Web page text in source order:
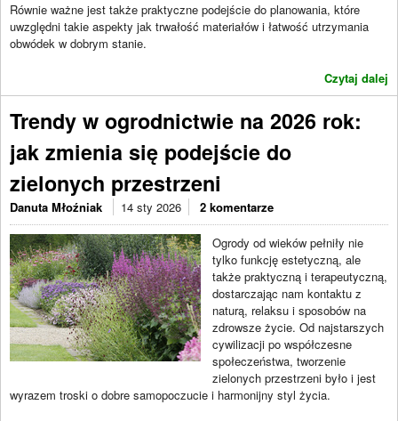
Równie ważne jest także praktyczne podejście do planowania, które
uwzględni takie aspekty jak trwałość materiałów i łatwość utrzymania
obwódek w dobrym stanie.
Czytaj dalej
Trendy w ogrodnictwie na 2026 rok:
jak zmienia się podejście do
zielonych przestrzeni
Danuta Młoźniak 14 sty 2026 2 komentarze
Ogrody od wieków pełniły nie
tylko funkcję estetyczną, ale
także praktyczną i terapeutyczną,
dostarczając nam kontaktu z
naturą, relaksu i sposobów na
zdrowsze życie. Od najstarszych
cywilizacji po współczesne
społeczeństwa, tworzenie
zielonych przestrzeni było i jest
wyrazem troski o dobre samopoczucie i harmonijny styl życia.